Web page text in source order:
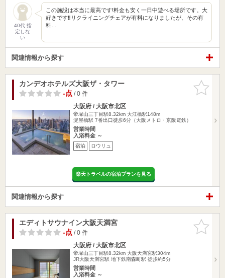
40代 指
定しな
い
この施設は本当に最高です!料金も安く一日中遊べる場所です。大
好きです‼︎リクライニングチェアが有料になりましたが、その有
料…
関連情報から探す
お気に入
りに追加
カンデオホテルズ大阪ザ・タワー
-点/ 0 件
大阪府 / 大阪市北区
帝塚山三丁目駅8.32km 大江橋駅148m
淀屋橋駅 7番出口徒歩6分（大阪メトロ・京阪電鉄）
営業時間
入浴料金 ～
宿泊 ロウリュ
楽天トラベルの宿泊プランを見る
関連情報から探す
お気に入
りに追加
エディトサウナイン大阪天満宮
-点/ 0 件
大阪府 / 大阪市北区
帝塚山三丁目駅8.32km 大阪天満宮駅304m
JR大阪天満宮駅 地下鉄南森町駅 徒歩約5分
営業時間
入浴料金 ～